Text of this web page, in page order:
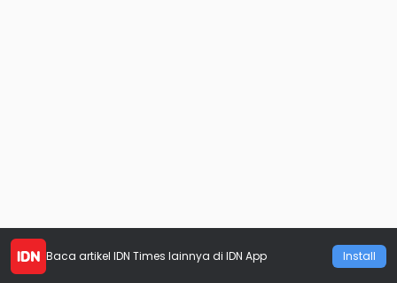
Baca artikel IDN Times lainnya di IDN App Install